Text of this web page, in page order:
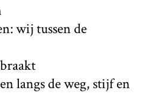
wij tussen de
langs de weg, stijf en